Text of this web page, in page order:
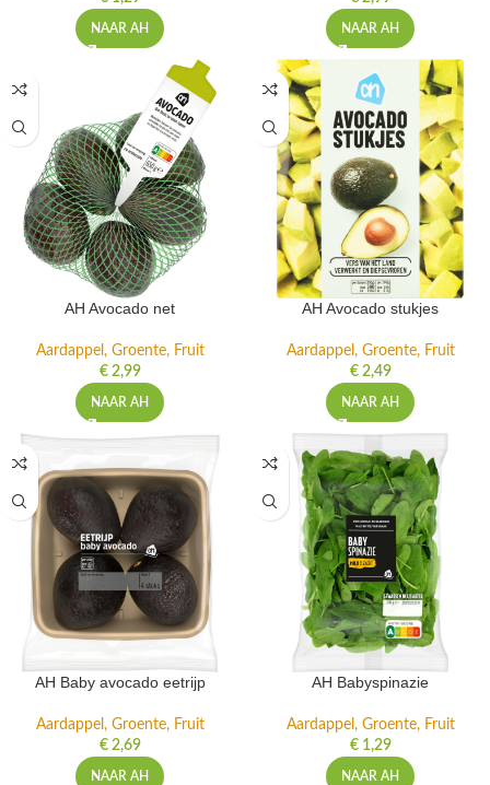
NAAR AH NAAR AH
AH Avocado net
Aardappel, Groente, Fruit
€2,99
NAAR AH
AH Avocado stukjes
Aardappel, Groente, Fruit
€2,49
NAAR AH
AH Baby avocado eetrijp
Aardappel, Groente, Fruit
€2,69
NAAR AH
AH Babyspinazie
Aardappel, Groente, Fruit
€1,29
NAAR AH